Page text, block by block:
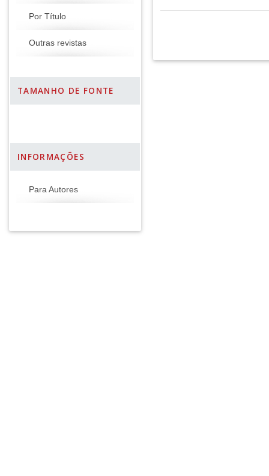
Por Título
Outras revistas
TAMANHO DE FONTE
INFORMAÇÕES
Para Autores